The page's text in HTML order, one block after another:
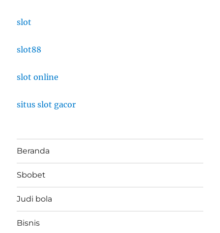
slot
slot88
slot online
situs slot gacor
Beranda
Sbobet
Judi bola
Bisnis